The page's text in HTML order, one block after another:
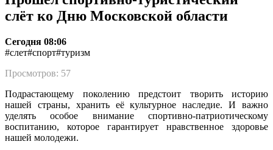
слёт ко Дню Московской области
Сегодня 08:06
#слет#спорт#туризм
Просмотров: 57
Подрастающему поколению предстоит творить историю
нашей страны, хранить её культурное наследие. И важно
уделять особое внимание спортивно-патриотическому
воспитанию, которое гарантирует нравственное здоровье
нашей молодежи.